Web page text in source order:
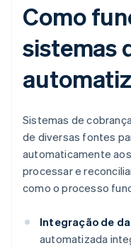
Como
sistemas
Sistemas de
de diversas fontes
automaticamente
processar e
como o processo
Integração de
automatizada